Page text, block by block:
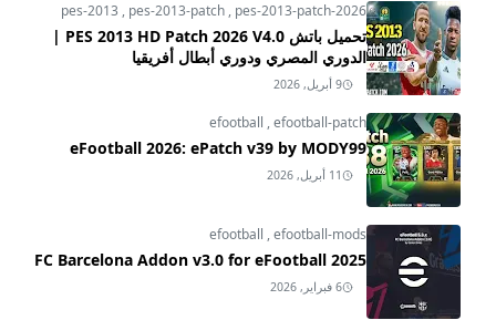
pes-2013 , pes-2013-patch , pes-2013-patch-2026
تحميل باتش PES 2013 HD Patch 2026 V4.0 |
الدوري المصري ودوري أبطال أفريقيا
9 أبريل, 2026
efootball ,efootball-patch
eFootball 2026: ePatch v39 by MODY99
11 أبريل, 2026
efootball ,efootball-mods
FC Barcelona Addon v3.0 for eFootball 2025
6 فبراير, 2026